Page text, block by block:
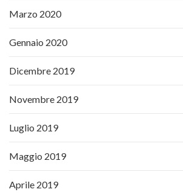
Marzo 2020
Gennaio 2020
Dicembre 2019
Novembre 2019
Luglio 2019
Maggio 2019
Aprile 2019